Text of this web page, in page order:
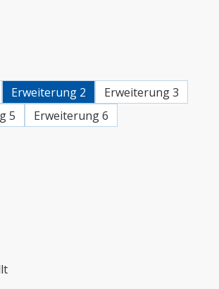
Erweiterung 2
Erweiterung 3
5
Erweiterung 6